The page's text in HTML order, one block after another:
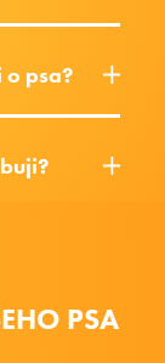
o psa?
PSA